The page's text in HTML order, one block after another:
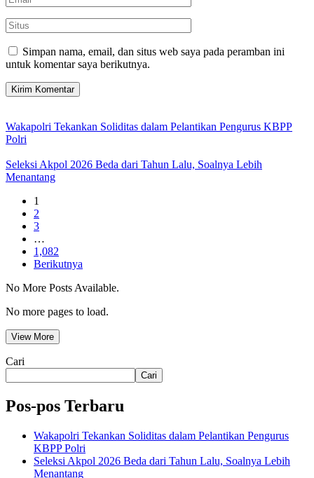
Simpan nama, email, dan situs web saya pada peramban ini
untuk komentar saya berikutnya.
Wakapolri Tekankan Soliditas dalam Pelantikan Pengurus KBPP
Polri
Seleksi Akpol 2026 Beda dari Tahun Lalu, Soalnya Lebih
Menantang
1
2
3
…
1,082
Berikutnya
No More Posts Available.
No more pages to load.
View More
Cari
Cari
Pos-pos Terbaru
Wakapolri Tekankan Soliditas dalam Pelantikan Pengurus
KBPP Polri
Seleksi Akpol 2026 Beda dari Tahun Lalu, Soalnya Lebih
Menantang